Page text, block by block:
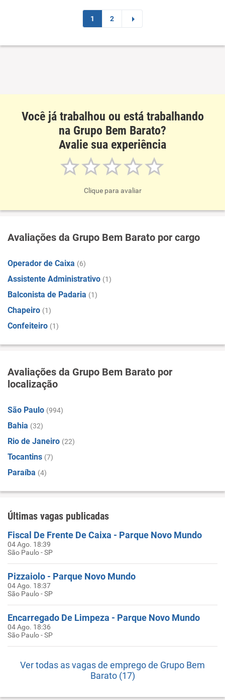
1 2
Você já trabalhou ou está trabalhando
na Grupo Bem Barato?
Avalie sua experiência
Clique para avaliar
Avaliações da Grupo Bem Barato por cargo
Operador de Caixa (6)
Assistente Administrativo (1)
Balconista de Padaria (1)
Chapeiro (1)
Confeiteiro (1)
Avaliações da Grupo Bem Barato por
localização
São Paulo (994)
Bahia (32)
Rio de Janeiro (22)
Tocantins (7)
Paraíba (4)
Últimas vagas publicadas
Fiscal De Frente De Caixa - Parque Novo Mundo
04 Ago. 18:39
São Paulo - SP
Pizzaiolo - Parque Novo Mundo
04 Ago. 18:37
São Paulo - SP
Encarregado De Limpeza - Parque Novo Mundo
04 Ago. 18:36
São Paulo - SP
Ver todas as vagas de emprego de Grupo Bem
Barato (17)